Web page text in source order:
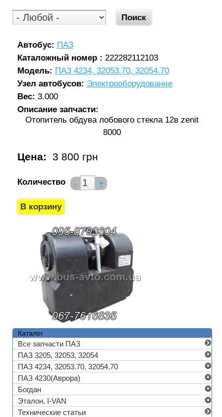
Автобус: ПАЗ
Каталожный номер : 222282112103
Модель: ПАЗ 4234, 32053.70, 32054.70
Узел автобусов: Электрооборудование
Вес: 3.000
Описание запчасти:
Отопитель обдува лобового стекла 12в zenit
8000
Цена: 3 800 грн
Количество - +
Каталог
Все запчасти ПАЗ
ПАЗ 3205, 32053, 32054
ПАЗ 4234, 32053.70, 32054.70
ПАЗ 4230(Аврора)
Богдан
Эталон, I-VAN
Технические статьи